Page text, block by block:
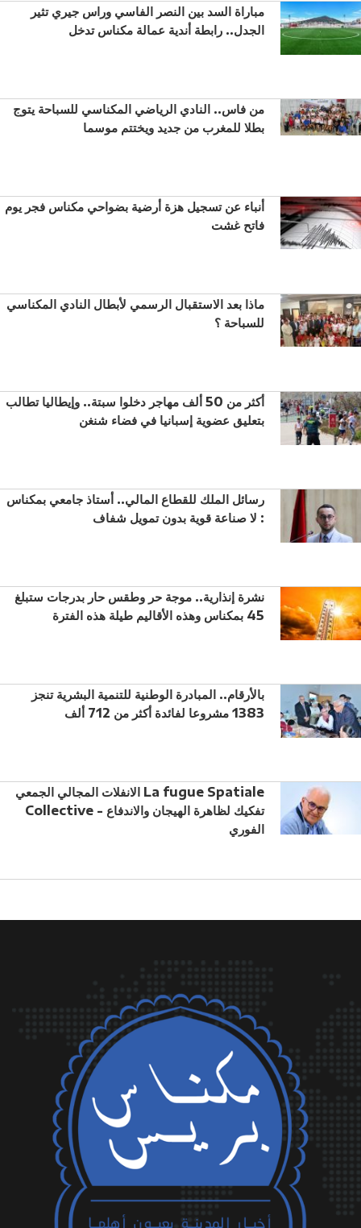
مباراة السد بين النصر الفاسي وراس جيري تثير
الجدل.. رابطة أندية عمالة مكناس تدخل
من فاس.. النادي الرياضي المكناسي للسباحة يتوج
بطلا للمغرب من جديد ويختتم موسما
أنباء عن تسجيل هزة أرضية بضواحي مكناس فجر يوم
فاتح غشت
ماذا بعد الاستقبال الرسمي لأبطال النادي المكناسي
للسباحة ؟
أكثر من 50 ألف مهاجر دخلوا سبتة.. وإيطاليا تطالب
بتعليق عضوية إسبانيا في فضاء شنغن
رسائل الملك للقطاع المالي.. أستاذ جامعي بمكناس
: لا صناعة قوية بدون تمويل شفاف
نشرة إنذارية.. موجة حر وطقس حار بدرجات ستبلغ
45 بمكناس وهذه الأقاليم طيلة هذه الفترة
بالأرقام.. المبادرة الوطنية للتنمية البشرية تنجز
1383 مشروعا لفائدة أكثر من 712 ألف
الانفلات المجالي الجمعي La fugue Spatiale
Collective - تفكيك لظاهرة الهيجان والاندفاع
الفوري